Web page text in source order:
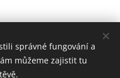
Cookies
správné fungování a
můžeme zajistit tu